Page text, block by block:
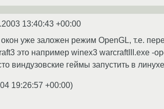
13:40:43 +00:00
уже заложен режим OpenGL, т.е.
это например winex3 warcraftIII.exe -
виндузовские геймы запустить в
19:26:57 +00:00)